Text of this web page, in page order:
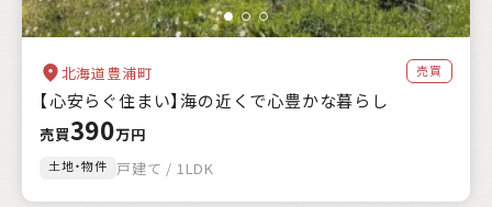
北海道豊浦町 売買
【心安らぐ住まい】海の近くで心豊かな暮らし
売買390万円
土地・物件 戸建て / 1LDK